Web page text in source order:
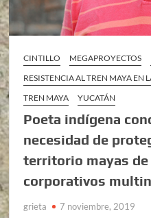
CINTILLO MEGAPROYECTOS
RESISTENCIA AL TREN MAYA EN
TREN MAYA
YUCATÁN
Poeta indígena
necesidad de
territorio mayas
corporativos
grieta 7 noviembre, 2019